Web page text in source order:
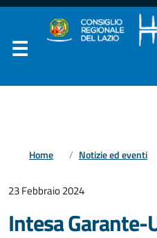
Home Notizie ed eventi
23 Febbraio 2024
Intesa